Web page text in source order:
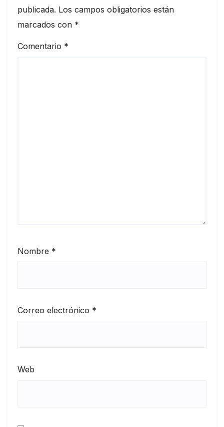
publicada. Los campos obligatorios están
marcados con *
Comentario *
Nombre *
Correo electrónico *
Web